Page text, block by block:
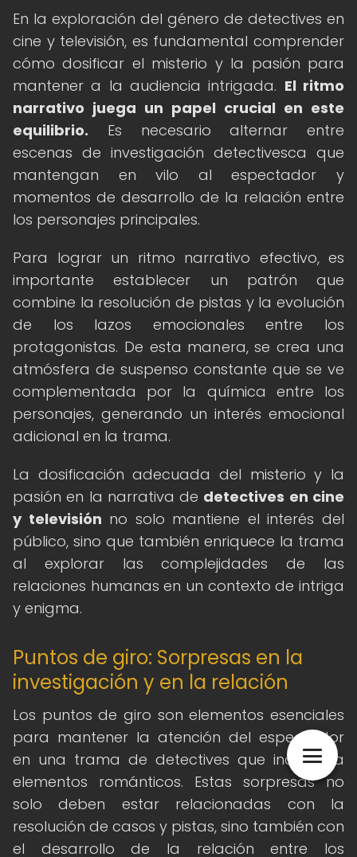
En la exploración del género de detectives en
cine y televisión, es fundamental comprender
cómo dosificar el misterio y la pasión para
mantener a la audiencia intrigada. El ritmo
narrativo juega un papel crucial en este
equilibrio. Es necesario alternar entre
escenas de investigación detectivesca que
mantengan en vilo al espectador y
momentos de desarrollo de la relación entre
los personajes principales.
Para lograr un ritmo narrativo efectivo, es
importante establecer un patrón que
combine la resolución de pistas y la evolución
de los lazos emocionales entre los
protagonistas. De esta manera, se crea una
atmósfera de suspenso constante que se ve
complementada por la química entre los
personajes, generando un interés emocional
adicional en la trama.
La dosificación adecuada del misterio y la
pasión en la narrativa de detectives en cine
y televisión no solo mantiene el interés del
público, sino que también enriquece la trama
al explorar las complejidades de las
relaciones humanas en un contexto de intriga
y enigma.
Puntos de giro: Sorpresas en la
investigación y en la relación
Los puntos de giro son elementos esenciales
para mantener la atención del espectador
en una trama de detectives que incorpora
elementos románticos. Estas sorpresas no
solo deben estar relacionadas con la
resolución de casos y pistas, sino también con
el desarrollo de la relación entre los